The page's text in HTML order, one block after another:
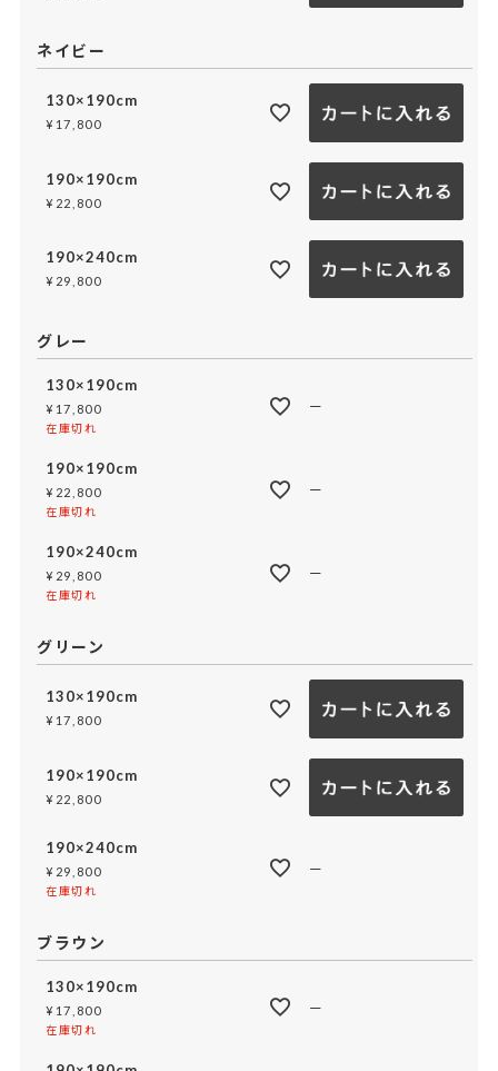
ネイビー
130×190cm
¥ 17,800
190×190cm
¥ 22,800
190×240cm
¥ 29,800
グレー
130×190cm
¥ 17,800
在庫切れ
—
190×190cm
¥ 22,800
在庫切れ
—
190×240cm
¥ 29,800
在庫切れ
—
グリーン
130×190cm
¥ 17,800
190×190cm
¥ 22,800
190×240cm
¥ 29,800
在庫切れ
—
ブラウン
130×190cm
¥ 17,800
在庫切れ
—